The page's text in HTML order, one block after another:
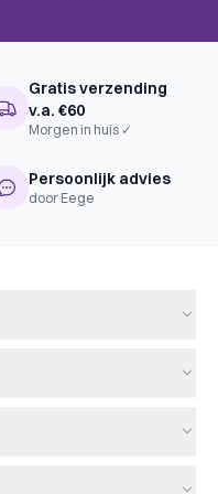
Gratis verzending
v.a. €60
Morgen in huis ✓
Persoonlijk advies
door Eege